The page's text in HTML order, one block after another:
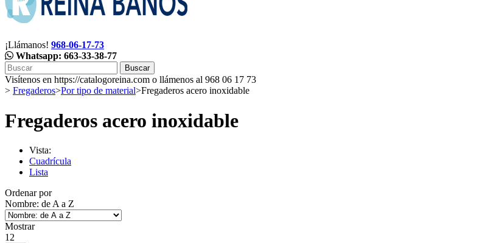
¡Llámanos! 968-06-17-73
Whatsapp: 663-33-38-77
Buscar
Visítenos en https://catalogoreina.com o llámenos al 968 06 17 73
> Fregaderos>Por tipo de material>Fregaderos acero inoxidable
Fregaderos acero inoxidable
Vista:
Cuadrícula
Lista
Ordenar por
Nombre: de A a Z
Mostrar
12